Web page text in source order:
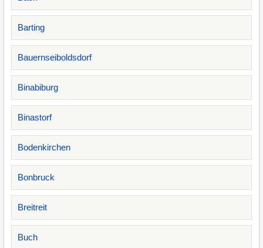
Barting
Bauernseiboldsdorf
Binabiburg
Binastorf
Bodenkirchen
Bonbruck
Breitreit
Buch